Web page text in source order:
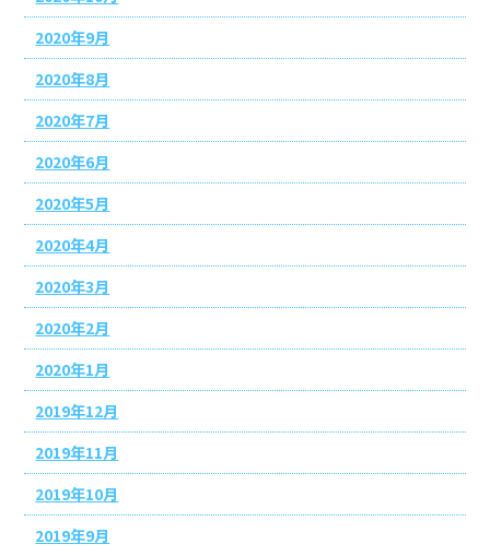
2020年9月
2020年8月
2020年7月
2020年6月
2020年5月
2020年4月
2020年3月
2020年2月
2020年1月
2019年12月
2019年11月
2019年10月
2019年9月